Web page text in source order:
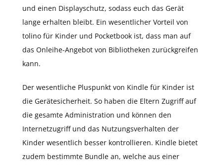
und einen Displayschutz, sodass euch das Gerät
lange erhalten bleibt. Ein wesentlicher Vorteil von
tolino für Kinder und Pocketbook ist, dass man auf
das Onleihe-Angebot von Bibliotheken zurückgreifen
kann.
Der wesentliche Pluspunkt von Kindle für Kinder ist
die Gerätesicherheit. So haben die Eltern Zugriff auf
die gesamte Administration und können den
Internetzugriff und das Nutzungsverhalten der
Kinder wesentlich besser kontrollieren. Kindle bietet
zudem bestimmte Bundle an, welche aus einer